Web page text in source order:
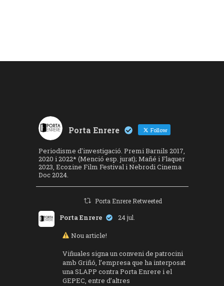
Porta Enrere Follow
Periodisme d'investigació. Premi Barnils 2017,
2020 i 2022* (Menció esp. jurat); Mañé i Flaquer
2023, Ecozine Film Festival i Nebrodi Cinema
Doc 2024.
Porta Enrere Retweeted
Porta Enrere 24 jul.
Nou article!
Viñuales signa un conveni de patrocini
amb Griñó, l’empresa que ha interposat
una SLAPP contra Porta Enrere i el
GEPEC, entre d’altres